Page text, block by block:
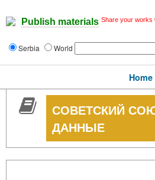
Publish materials Share your works
Serbia World
Home
СОВЕТСКИЙ
ДАННЫЕ